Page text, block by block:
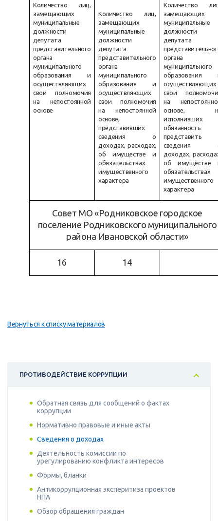
Количество лиц,
замещающих
муниципальные
должности
депутата
представительного
органа
муниципального
образования и
осуществляющих
свои полномочия
на непостоянной
основе
Количество лиц,
замещающих
муниципальные
должности
депутата
представительного
органа
муниципального
образования и
осуществляющих
свои полномочия
на непостоянной
основе,
представивших
сведения о
доходах, расходах,
об имуществе и
обязательствах
имущественного
характера
Количество
замещающих
муниципальные
должности
депутата
органа
муниципального
образования
осуществляющих
свои
на
основе,
исполнивших
обязанность
представить
сведения
доходах,
об имуществе
обязательствах
имущественного
характера
Совет МО «Родниковское городское
поселение Родниковского муниципального
района Ивановской области»
16 14
Вернуться к списку материалов
ПРОТИВОДЕЙСТВИЕ КОРРУПЦИИ
Обратная связь для сообщений о фактах
коррупции
Нормативно правовые и иные акты
Сведения о доходах
Деятельность комиссии по
урегулированию конфликта интересов
Формы, бланки
Антикоррупционная эксперитиза проектов
НПА
Обзор обращения граждан